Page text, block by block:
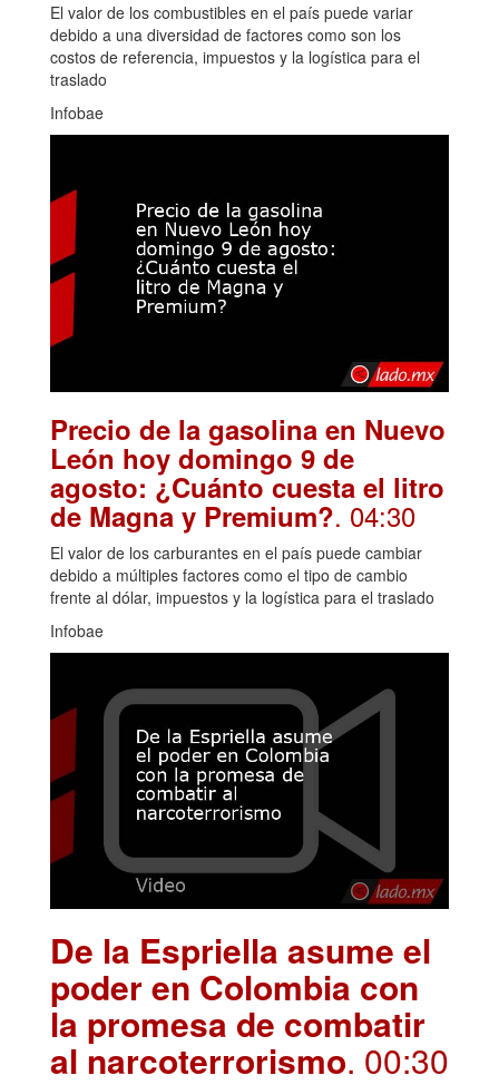
El valor de los combustibles en el país puede variar
debido a una diversidad de factores como son los
costos de referencia, impuestos y la logística para el
traslado
Infobae
Precio de la gasolina en Nuevo
León hoy domingo 9 de
agosto: ¿Cuánto cuesta el litro
de Magna y Premium?. 04:30
El valor de los carburantes en el país puede cambiar
debido a múltiples factores como el tipo de cambio
frente al dólar, impuestos y la logística para el traslado
Infobae
De la Espriella asume el
poder en Colombia con
la promesa de combatir
al narcoterrorismo. 00:30